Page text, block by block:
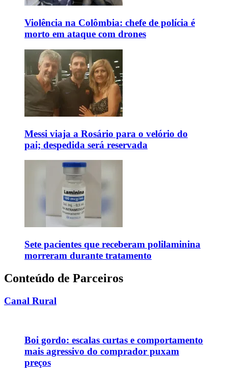
Violência na Colômbia: chefe de polícia é
morto em ataque com drones
Messi viaja a Rosário para o velório do
pai; despedida será reservada
Sete pacientes que receberam polilaminina
morreram durante tratamento
Conteúdo de Parceiros
Canal Rural
Boi gordo: escalas curtas e comportamento
mais agressivo do comprador puxam
preços